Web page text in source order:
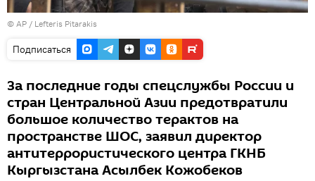
© AP / Lefteris Pitarakis
Подписаться
За последние годы спецслужбы России и
стран Центральной Азии предотвратили
большое количество терактов на
пространстве ШОС, заявил директор
антитеррористического центра ГКНБ
Кыргызстана Асылбек Кожобеков